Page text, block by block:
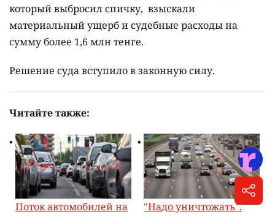
который выбросил спичку, взыскали
материальный ущерб и судебные расходы на
сумму более 1,6 млн тенге.
Решение суда вступило в законную силу.
Читайте также:
Поток автомобилей на
"Надо уничтожать".